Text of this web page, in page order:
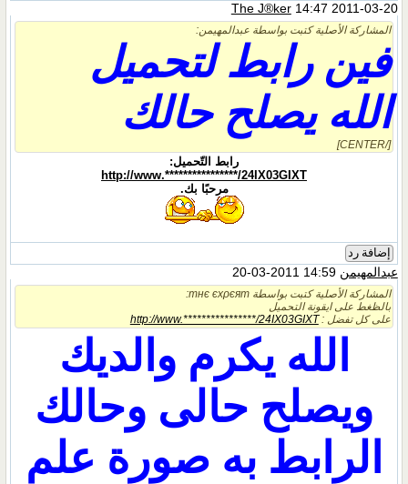
The J®ker14:47 2011-03-20
المشاركة الأصلية كتبت بواسطة عبدالمهيمن:
فين رابط لتحميل
الله يصلح حالك
[/CENTER]
رابط التّحميل:
http://www.****************/24IX03GIXT
مرحبًا بك.
إضافة رد
عبدالمهيمن 14:59 2011-03-20
المشاركة الأصلية كتبت بواسطة тнє єxρєят:
بالظغط على ايقونة التحميل
على كل تفضل :http://www.****************/24IX03GIXT
الله يكرم والديك
ويصلح حالى وحالك
الرابط به صورة علم